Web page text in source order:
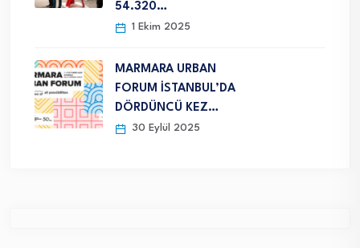
54.320…
1 Ekim 2025
MARMARA URBAN
FORUM İSTANBUL’DA
DÖRDÜNCÜ KEZ…
30 Eylül 2025